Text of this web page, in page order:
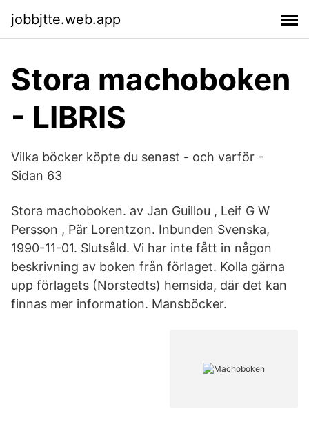
jobbjtte.web.app
Stora machoboken
- LIBRIS
Vilka böcker köpte du senast - och varför -
Sidan 63
Stora machoboken. av Jan Guillou , Leif G W
Persson , Pär Lorentzon. Inbunden Svenska,
1990-11-01. Slutsåld. Vi har inte fått in någon
beskrivning av boken från förlaget. Kolla gärna
upp förlagets (Norstedts) hemsida, där det kan
finnas mer information. Mansböcker.